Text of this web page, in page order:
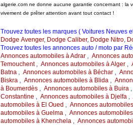
algerie.com ne donne aucune garantie concernant : la
vivement de prêter attention avant tout contact !
Trouvez toutes les marques ( Voitures Neuves
Dodge Avenger, Dodge Caliber, Dodge Nitro,
Trouvez toutes les annonces auto / moto par
Annonces automobiles à Adrar, Annonces
Temouchent, Annonces automobiles à Alger,
Batna, Annonces automobiles à Béchar,
Biskra, Annonces automobiles à Blida,
à Boumerdès, Annonces automobiles à Buira,
Constantine , Annonces automobiles à Djelfa,
automobiles à El Oued , Annonces
automobiles à Guelma, Annonces
automobiles à Khenchela, Annonces